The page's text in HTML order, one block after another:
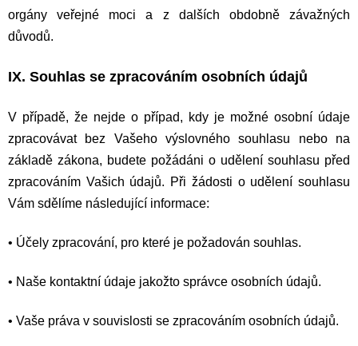
orgány veřejné moci a z dalších obdobně závažných
důvodů.
IX. Souhlas se zpracováním osobních údajů
V případě, že nejde o případ, kdy je možné osobní údaje
zpracovávat bez Vašeho výslovného souhlasu nebo na
základě zákona, budete požádáni o udělení souhlasu před
zpracováním Vašich údajů. Při žádosti o udělení souhlasu
Vám sdělíme následující informace:
• Účely zpracování, pro které je požadován souhlas.
• Naše kontaktní údaje jakožto správce osobních údajů.
• Vaše práva v souvislosti se zpracováním osobních údajů.